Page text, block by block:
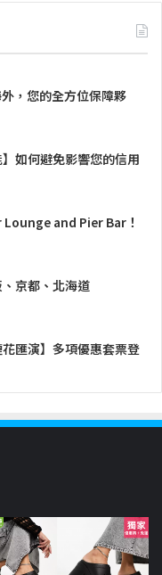
，您的全方位保障夥
如何避免影響您的信用
and Pier Bar！
京都、北海道
匯演】多項優惠套票登